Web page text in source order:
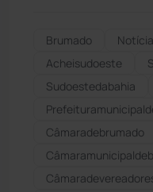
Brumado
Acheisudoeste
Sudoestedabahia
Câmaradebrumado